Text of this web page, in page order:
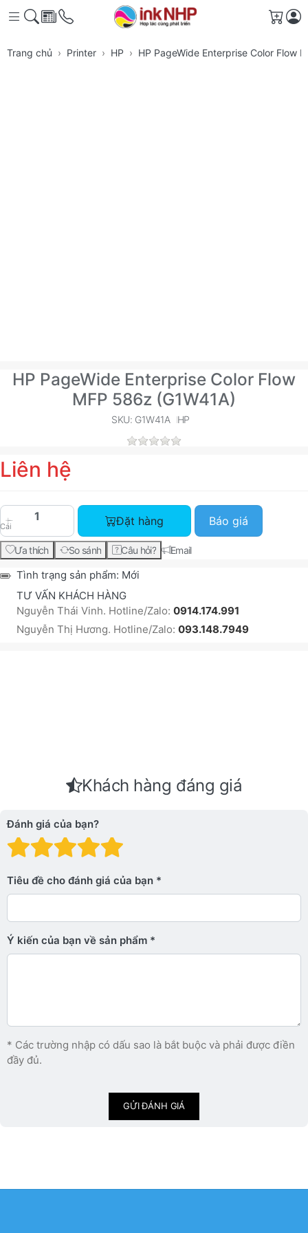
Giỏ
Trang chủ Printer HP HP PageWide Enterprise Color Flow
HP PageWide Enterprise Color Flow
MFP 586z (G1W41A)
SKU: G1W41A HP
Liên hệ
Cái
HP PageWide Enterprise Color Flow MFP 586z
Đặt hàng Báo giá
Ưa thích So sánh Câu hỏi? Email
Tình trạng sản phẩm: Mới
TƯ VẤN KHÁCH HÀNG
Nguyễn Thái Vinh. Hotline/Zalo: 0914.174.991
Nguyễn Thị Hương. Hotline/Zalo: 093.148.7949
Khách hàng đáng giá
Đánh giá của bạn?
Đánh giá: 4 trên 5
Đánh giá: 3 trên 5 sao.
Đánh giá: 2 trên 5 sao.
Đánh giá: 1 trên 5 sao. Xấu
Tiêu đề cho đánh giá của bạn
Ý kiến ​​của bạn về sản phẩm
* Các trường nhập có dấu sao là bắt buộc và phải được điền
đầy đủ.
GỬI ĐÁNH GIÁ